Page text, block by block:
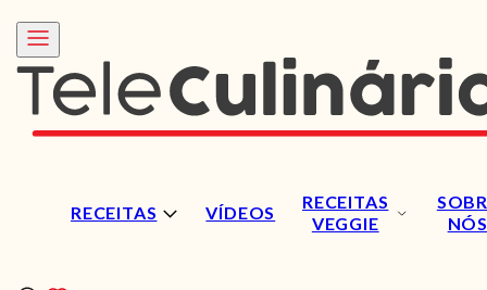
RECEITAS VÍDEOS
RECEITAS
VEGGIE
NÓS